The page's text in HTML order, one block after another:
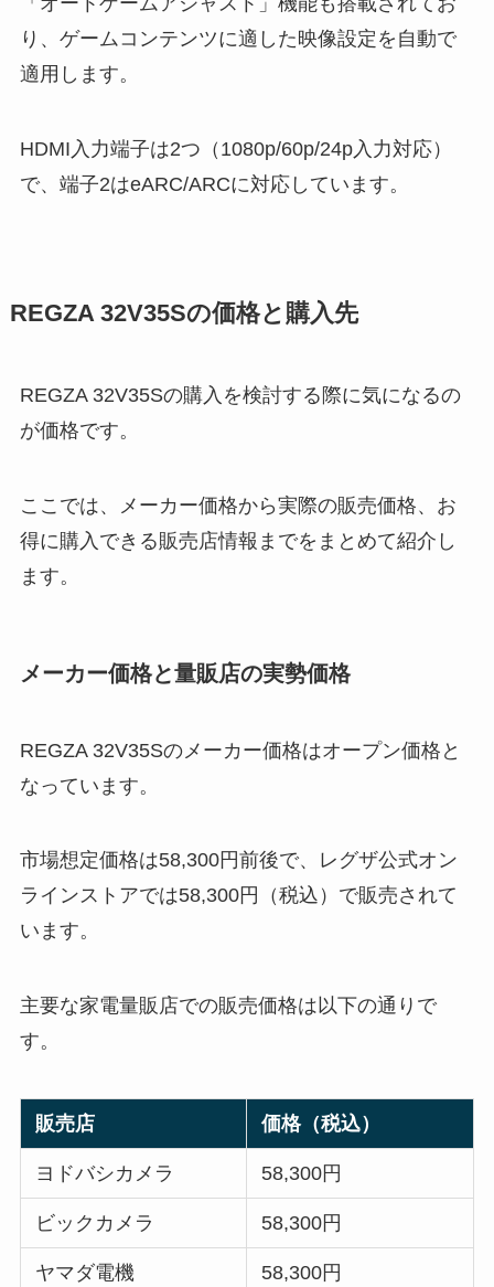
り、ゲームコンテンツに適した映像設定を自動で
適用します。
HDMI入力端子は2つ（1080p/60p/24p入力対応）
で、端子2はeARC/ARCに対応しています。
REGZA 32V35Sの価格と購入先
REGZA 32V35Sの購入を検討する際に気になるの
が価格です。
ここでは、メーカー価格から実際の販売価格、お
得に購入できる販売店情報までをまとめて紹介し
ます。
メーカー価格と量販店の実勢価格
REGZA 32V35Sのメーカー価格はオープン価格と
なっています。
市場想定価格は58,300円前後で、レグザ公式オン
ラインストアでは58,300円（税込）で販売されて
います。
主要な家電量販店での販売価格は以下の通りで
す。
販売店 価格（税込）
ヨドバシカメラ 58,300円
ビックカメラ 58,300円
ヤマダ電機 58,300円